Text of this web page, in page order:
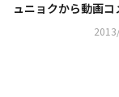
ュニョクから動画コ